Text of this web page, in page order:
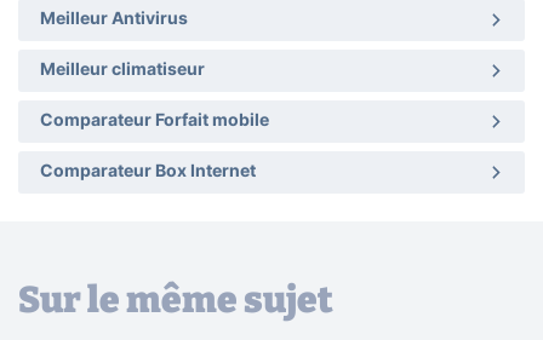
Meilleur Antivirus
Meilleur climatiseur
Comparateur Forfait mobile
Comparateur Box Internet
Sur le même sujet